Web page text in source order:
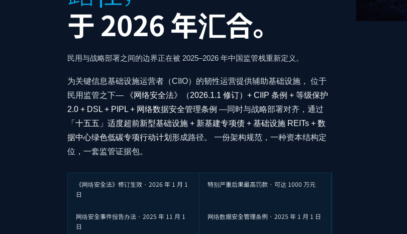
于 2026 年汇合。
民用与战略部署之间的边界正在被 2025–2026 年中国监管栈重新定义。
为关键信息基础设施运营者（CIIO）的韧性运营提供辅助基础设施， 位于
民用监管之下—
《网络安全法》（2026.1.1 修订）+ CIIP 条例 + 等级保护
2.0 + DSL + PIPL + 网络数据安全管理条例 —同时与战略部署对齐，通过
「十五五」适度超前新型基础设施 + 新基建专项债 + 基础设施 REITs + 数
据中心绿色低碳专项行动计划 形成路径。 一份架构规范，一种资本结构定
位，一套监管证据包。
《网络安全法》修订生效 · 2026 年 1 月 1
日
特别严重后果最高罚款 · 可达 1000 万元
网络安全事件报告办法 · 2025 年 11 月 1
日
网络数据安全管理条例 · 2025 年 1 月 1 日